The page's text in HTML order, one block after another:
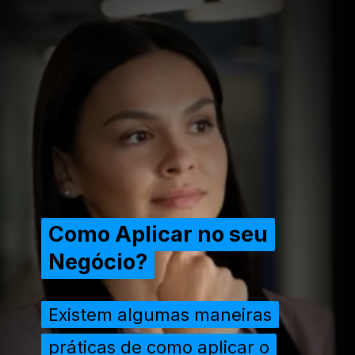
Como Aplicar no seu
Negócio?
Como Aplicar no seu
Negócio?
Existem algumas maneiras
práticas de como aplicar o
Existem algumas maneiras
práticas de como aplicar o